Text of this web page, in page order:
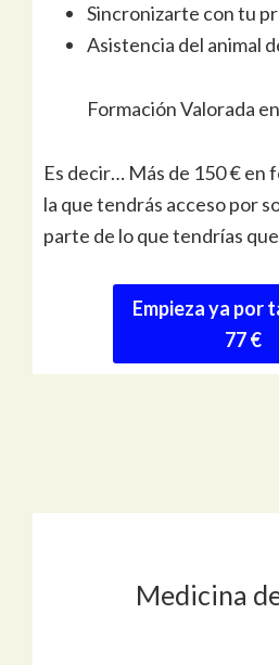
Sincronizarte con tu
Asistencia del animal
Formación Valorada
Es decir… Más de 150 € en
la que tendrás acceso por
parte de lo que tendrías
Empieza ya por
77 €
Medicina